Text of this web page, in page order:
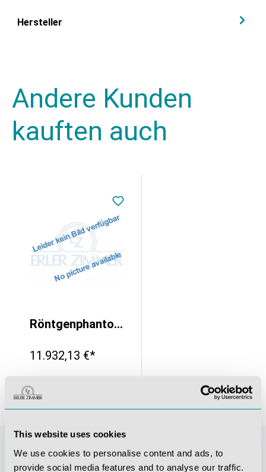
This website uses cookies
We use cookies to personalise content and ads, to
provide social media features and to analyse our traffic.
Hersteller
Andere Kunden
kauften auch
Röntgenphantom Hüfte, opak
11.932,13 €*